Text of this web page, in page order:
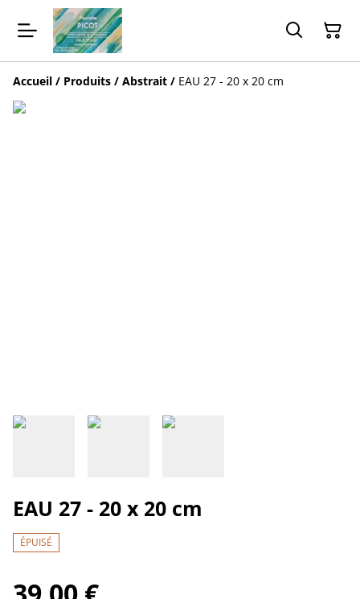
Accueil / Produits / Abstrait / EAU 27 - 20 x 20 cm
EAU 27 - 20 x 20 cm
ÉPUISÉ